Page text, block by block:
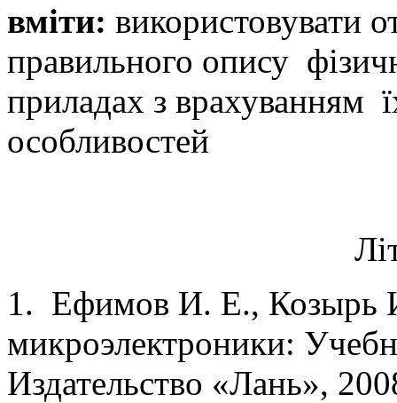
вміти: використовувати
правильного опису
приладах з врахуванням
особливостей
1. Ефимов И. Е.,
микроэлектроники:
Издательство «Лань»,